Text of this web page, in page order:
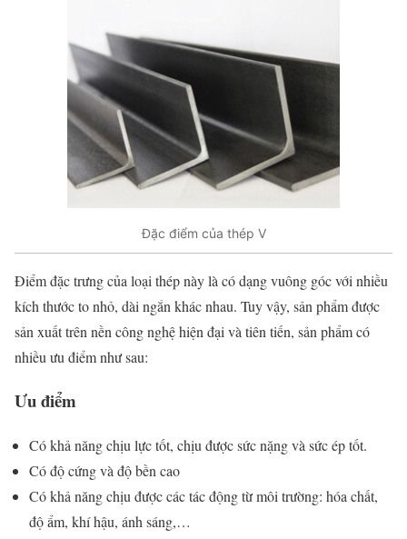
Đặc điểm của thép V
Điểm đặc trưng của loại thép này là có dạng vuông góc với nhiều
kích thước to nhỏ, dài ngắn khác nhau. Tuy vậy, sản phẩm được
sản xuất trên nền công nghệ hiện đại và tiên tiến, sản phẩm có
nhiều ưu điểm như sau:
Ưu điểm
Có khả năng chịu lực tốt, chịu được sức nặng và sức ép tốt.
Có độ cứng và độ bền cao
Có khả năng chịu được các tác động từ môi trường: hóa chất,
độ ẩm, khí hậu, ánh sáng,…